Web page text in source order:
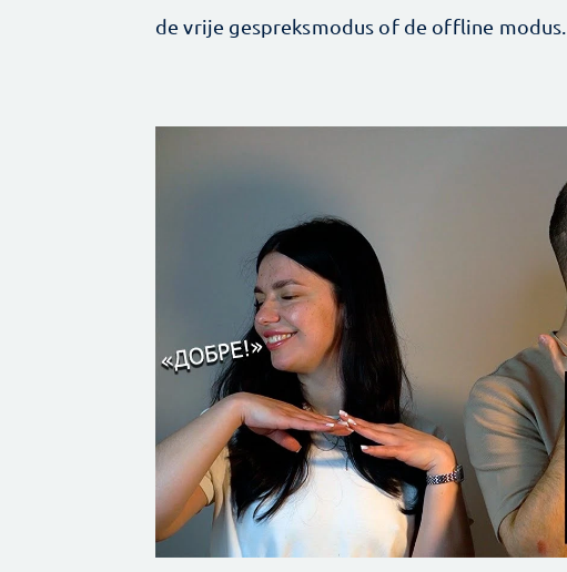
de vrije gespreksmodus of de offline modus.